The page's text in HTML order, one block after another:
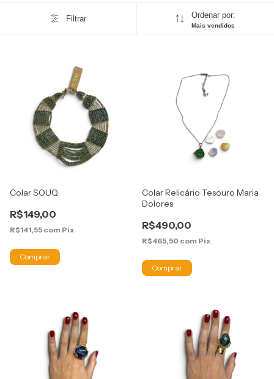
Filtrar Ordenar por:
Mais vendidos
Colar SOUQ
R$149,00
R$141,55 com Pix
Colar Relicário Tesouro Maria
Dolores
R$490,00
R$465,50 com Pix